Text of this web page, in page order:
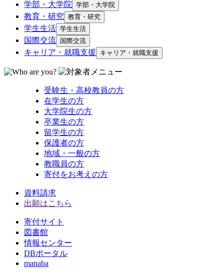
学部・大学院 学部・大学院
教育・研究 教育・研究
学生生活 学生生活
国際交流 国際交流
キャリア・就職支援 キャリア・就職支援
受験生・高校教員の方
在学生の方
大学院生の方
卒業生の方
留学生の方
保護者の方
地域・一般の方
教職員の方
寄付をお考えの方
資料請求
出願はこちら
寄付サイト
図書館
情報センター
DBポータル
manaba